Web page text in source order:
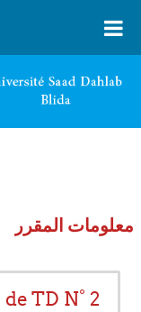
معلومات المقرر
TD N° 2